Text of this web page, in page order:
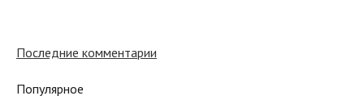
Последние комментарии
Популярное